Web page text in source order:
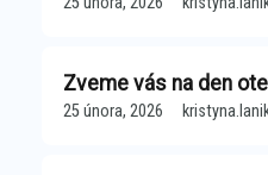
Zveme vás na den
25 února, 2026